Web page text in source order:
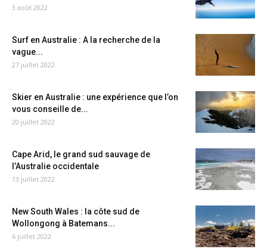
3 août 2022
Surf en Australie : A la recherche de la
vague...
27 juillet 2022
Skier en Australie : une expérience que l’on
vous conseille de...
20 juillet 2022
Cape Arid, le grand sud sauvage de
l’Australie occidentale
13 juillet 2022
New South Wales : la côte sud de
Wollongong à Batemans...
6 juillet 2022